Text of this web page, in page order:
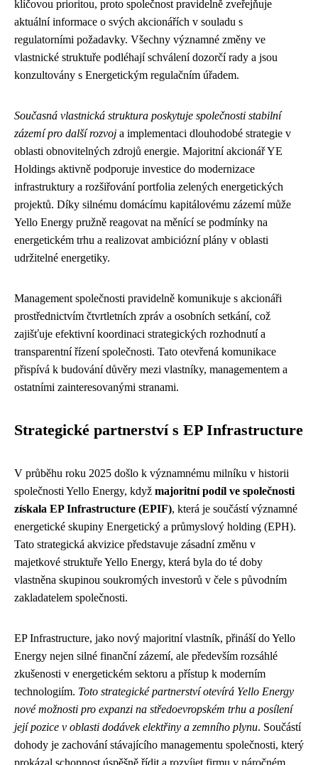
klíčovou prioritou, proto společnost pravidelně zveřejňuje
aktuální informace o svých akcionářích v souladu s
regulatorními požadavky. Všechny významné změny ve
vlastnické struktuře podléhají schválení dozorčí rady a jsou
konzultovány s Energetickým regulačním úřadem.
Současná vlastnická struktura poskytuje společnosti stabilní
zázemí pro další rozvoj a implementaci dlouhodobé strategie v
oblasti obnovitelných zdrojů energie. Majoritní akcionář YE
Holdings aktivně podporuje investice do modernizace
infrastruktury a rozšiřování portfolia zelených energetických
projektů. Díky silnému domácímu kapitálovému zázemí může
Yello Energy pružně reagovat na měnící se podmínky na
energetickém trhu a realizovat ambiciózní plány v oblasti
udržitelné energetiky.
Management společnosti pravidelně komunikuje s akcionáři
prostřednictvím čtvrtletních zpráv a osobních setkání, což
zajišťuje efektivní koordinaci strategických rozhodnutí a
transparentní řízení společnosti. Tato otevřená komunikace
přispívá k budování důvěry mezi vlastníky, managementem a
ostatními zainteresovanými stranami.
Strategické partnerství s EP Infrastructure
V průběhu roku 2025 došlo k významnému milníku v historii
společnosti Yello Energy, když majoritní podíl ve společnosti
získala EP Infrastructure (EPIF), která je součástí významné
energetické skupiny Energetický a průmyslový holding (EPH).
Tato strategická akvizice představuje zásadní změnu v
majetkové struktuře Yello Energy, která byla do té doby
vlastněna skupinou soukromých investorů v čele s původním
zakladatelem společnosti.
EP Infrastructure, jako nový majoritní vlastník, přináší do Yello
Energy nejen silné finanční zázemí, ale především rozsáhlé
zkušenosti v energetickém sektoru a přístup k moderním
technologiím. Toto strategické partnerství otevírá Yello Energy
nové možnosti pro expanzi na středoevropském trhu a posílení
její pozice v oblasti dodávek elektřiny a zemního plynu. Součástí
dohody je zachování stávajícího managementu společnosti, který
prokázal schopnost úspěšně řídit a rozvíjet firmu v náročném